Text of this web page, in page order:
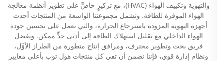
والتهوية وتكييف الهواء (HVAC)، مع تركيزٍ خاصٍّ على تطوير أنظمة معالجة
الهواء الموفرة للطاقة. وتشمل مجموعتنا الواسعة من المنتجات أحدث
أجهزة التهوية المزودة باسترجاع الحرارة، والتي تعمل على تحسين جودة
الهواء الداخلي مع تقليل استهلاك الطاقة إلى أدنى حدٍّ ممكن. وبفضل
فريق بحث وتطوير محترف، ومرافق إنتاج متطورة من الطراز الأوَّل،
ونظام إدارة قوي، فإننا نضمن أن تفي كل منتجات هول توب بأعلى معايير